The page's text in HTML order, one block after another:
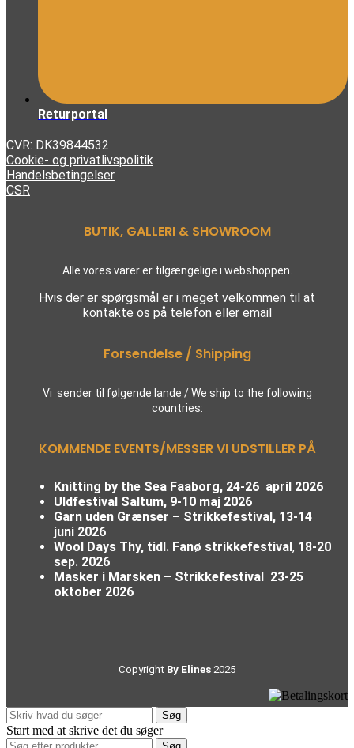
Returportal
CVR: DK39844532
Cookie- og privatlivspolitik
Handelsbetingelser
CSR
BUTIK, GALLERI & SHOWROOM
Alle vores varer er tilgængelige i webshoppen.
Hvis der er spørgsmål er i meget velkommen til at
kontakte os på telefon eller email
Forsendelse / Shipping
Vi sender til følgende lande / We ship to the following
countries:
KOMMENDE EVENTS/MESSER VI UDSTILLER PÅ
Knitting by the Sea Faaborg, 24-26 april 2026
Uldfestival Saltum, 9-10 maj 2026
Garn uden Grænser – Strikkefestival, 13-14
juni 2026
Wool Days Thy, tidl. Fanø strikkefestival , 18-20
sep. 2026
Masker i Marsken – Strikkefestival
23-25
oktober 2026
Copyright By Elines 2025
Søg
Start med at skrive det du søger